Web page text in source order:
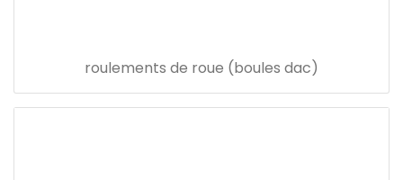
roulements de roue (boules dac)